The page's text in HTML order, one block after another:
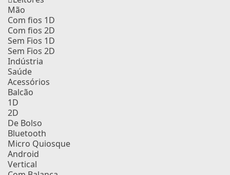
Mão
Com fios 1D
Com fios 2D
Sem Fios 1D
Sem Fios 2D
Indústria
Saúde
Acessórios
Balcão
1D
2D
De Bolso
Bluetooth
Micro Quiosque
Android
Vertical